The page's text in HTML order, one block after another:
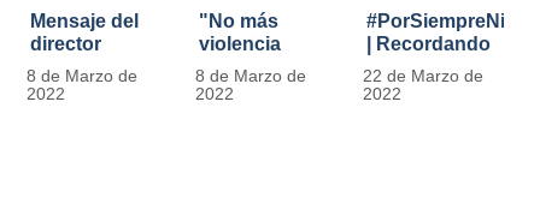
Mensaje del
director
Carlos Marín |
Día
8 de Marzo de
2022
"No más
violencia
contra la
mujer" | 8
8 de Marzo de
2022
| Recordando
al Padre
Javier de
22 de Marzo de
2022